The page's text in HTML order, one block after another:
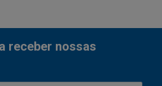
receber nossas